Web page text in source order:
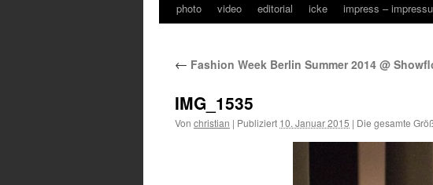
Zum
springen
photo video editorial icke impress –
← Fashion Week Berlin Summer 2014 @
IMG_1535
Von christian | Publiziert 10. Januar 2015 | Die gesamte